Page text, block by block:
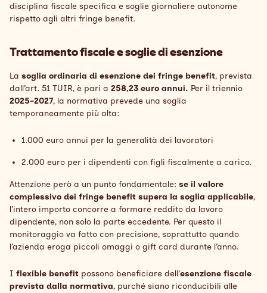
disciplina fiscale specifica e soglie giornaliere autonome
rispetto agli altri fringe benefit.
Trattamento fiscale e soglie di esenzione
La soglia ordinaria di esenzione dei fringe benefit, prevista
dall’art. 51 TUIR, è pari a 258,23 euro annui. Per il triennio
2025-2027, la normativa prevede una soglia
temporaneamente più alta:
1.000 euro annui per la generalità dei lavoratori
2.000 euro per i dipendenti con figli fiscalmente a carico.
Attenzione però a un punto fondamentale: se il valore
complessivo dei fringe benefit supera la soglia applicabile,
l’intero importo concorre a formare reddito da lavoro
dipendente, non solo la parte eccedente. Per questo il
monitoraggio va fatto con precisione, soprattutto quando
l’azienda eroga piccoli omaggi o gift card durante l’anno.
I flexible benefit possono beneficiare dell’esenzione fiscale
prevista dalla normativa, purché siano riconducibili alle